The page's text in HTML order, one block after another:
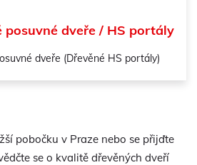
posuvné dveře / HS portály
dveře (Dřevěné HS portály)
pobočku v Praze nebo se přijďte
se o kvalitě dřevěných dveří